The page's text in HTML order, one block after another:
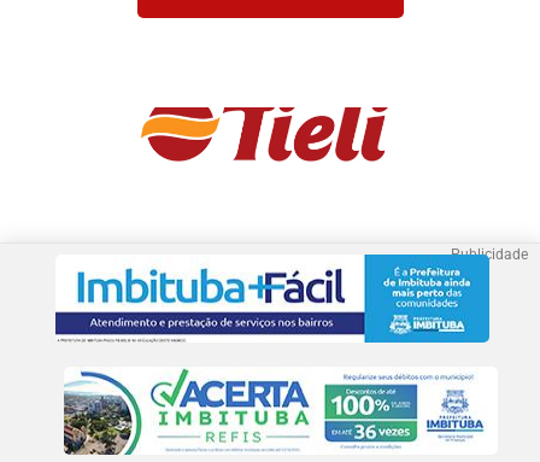
Publicidade